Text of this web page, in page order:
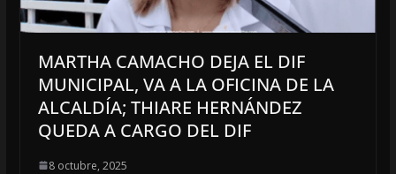
MARTHA CAMACHO DEJA EL DIF
MUNICIPAL, VA A LA OFICINA DE LA
ALCALDÍA; THIARE HERNÁNDEZ
QUEDA A CARGO DEL DIF
8 octubre, 2025